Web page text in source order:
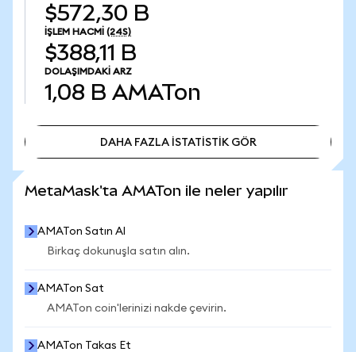
$572,30 B
İŞLEM HACMI (24S)
$388,11 B
DOLAŞIMDAKI ARZ
1,08 B AMATon
DAHA FAZLA İSTATİSTİK GÖR
MetaMask'ta AMATon ile neler yapılır
AMATon Satın Al
Birkaç dokunuşla satın alın.
AMATon Sat
AMATon coin'lerinizi nakde çevirin.
AMATon Takas Et